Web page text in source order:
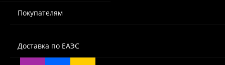
Покупателям
Доставка по ЕАЭС